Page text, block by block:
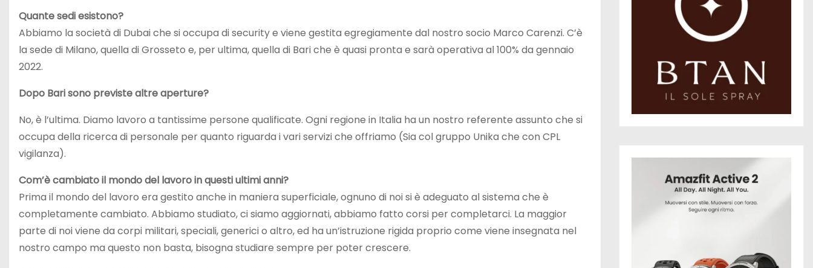
Quante sedi esistono?
Abbiamo la società di Dubai che si occupa di security e viene gestita egregiamente dal nostro socio Marco Carenzi. C’è
la sede di Milano, quella di Grosseto e, per ultima, quella di Bari che è quasi pronta e sarà operativa al 100% da gennaio
2022.
Dopo Bari sono previste altre aperture?
No, è l’ultima. Diamo lavoro a tantissime persone qualificate. Ogni regione in Italia ha un nostro referente assunto che si
occupa della ricerca di personale per quanto riguarda i vari servizi che offriamo (Sia col gruppo Unika che con CPL
vigilanza).
Com’è cambiato il mondo del lavoro in questi ultimi anni?
Prima il mondo del lavoro era gestito anche in maniera superficiale, ognuno di noi si è adeguato al sistema che è
completamente cambiato. Abbiamo studiato, ci siamo aggiornati, abbiamo fatto corsi per completarci. La maggior
parte di noi viene da corpi militari, speciali, generici o altro, ed ha un’istruzione rigida proprio come viene insegnata nel
nostro campo ma questo non basta, bisogna studiare sempre per poter crescere.